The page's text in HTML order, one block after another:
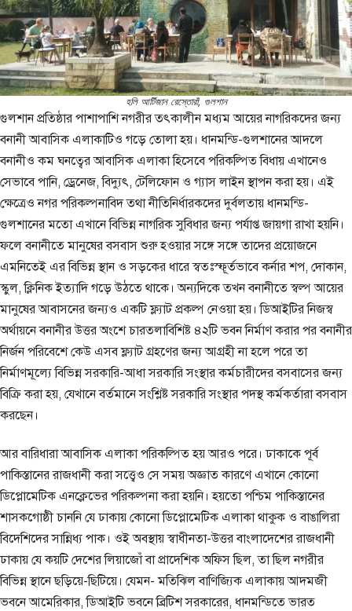
হলি আর্টিজান রেস্তোরাঁ, গুলশান
গুলশান প্রতিষ্ঠার পাশাপাশি নগরীর তৎকালীন মধ্যম আয়ের নাগরিকদের জন্য
বনানী আবাসিক এলাকাটিও গড়ে তোলা হয়। ধানমন্ডি-গুলশানের আদলে
বনানীও কম ঘনত্বের আবাসিক এলাকা হিসেবে পরিকল্পিত বিধায় এখানেও
সেভাবে পানি, ড্রেনেজ, বিদ্যুৎ, টেলিফোন ও গ্যাস লাইন স্থাপন করা হয়। এই
ক্ষেত্রেও নগর পরিকল্পনাবিদ তথা নীতিনির্ধারকদের দুর্বলতায় ধানমন্ডি-
গুলশানের মতো এখানে বিভিন্ন নাগরিক সুবিধার জন্য পর্যাপ্ত জায়গা রাখা হয়নি।
ফলে বনানীতে মানুষের বসবাস শুরু হওয়ার সঙ্গে সঙ্গে তাদের প্রয়োজনে
এমনিতেই এর বিভিন্ন স্থান ও সড়কের ধারে স্বতঃস্ফূর্তভাবে কর্নার শপ, দোকান,
স্কুল, ক্লিনিক ইত্যাদি গড়ে উঠতে থাকে। অন্যদিকে তখন বনানীতে স্বল্প আয়ের
মানুষের আবাসনের জন্যও একটি ফ্ল্যাট প্রকল্প নেওয়া হয়। ডিআইটির নিজস্ব
অর্থায়নে বনানীর উত্তর অংশে চারতলাবিশিষ্ট ৪২টি ভবন নির্মাণ করার পর বনানীর
নির্জন পরিবেশে কেউ এসব ফ্ল্যাট গ্রহণের জন্য আগ্রহী না হলে পরে তা
নির্মাণমূল্যে বিভিন্ন সরকারি-আধা সরকারি সংস্থার কর্মচারীদের বসবাসের জন্য
বিক্রি করা হয়, যেখানে বর্তমানে সংশ্লিষ্ট সরকারি সংস্থার পদস্থ কর্মকর্তারা বসবাস
করছেন।
আর বারিধারা আবাসিক এলাকা পরিকল্পিত হয় আরও পরে। ঢাকাকে পূর্ব
পাকিস্তানের রাজধানী করা সত্ত্বেও সে সময় অজ্ঞাত কারণে এখানে কোনো
ডিপ্লোমেটিক এনক্লেভের পরিকল্পনা করা হয়নি। হয়তো পশ্চিম পাকিস্তানের
শাসকগোষ্ঠী চাননি যে ঢাকায় কোনো ডিপ্লোমেটিক এলাকা থাকুক ও বাঙালিরা
বিদেশিদের সান্নিধ্য পাক। ওই অবস্থায় স্বাধীনতা-উত্তর বাংলাদেশের রাজধানী
ঢাকায় যে কয়টি দেশের লিয়াজোঁ বা প্রাদেশিক অফিস ছিল, তা ছিল নগরীর
বিভিন্ন স্থানে ছড়িয়ে-ছিটিয়ে। যেমন- মতিঝিল বাণিজ্যিক এলাকায় আদমজী
ভবনে আমেরিকার, ডিআইটি ভবনে ব্রিটিশ সরকারের, ধানমন্ডিতে ভারত